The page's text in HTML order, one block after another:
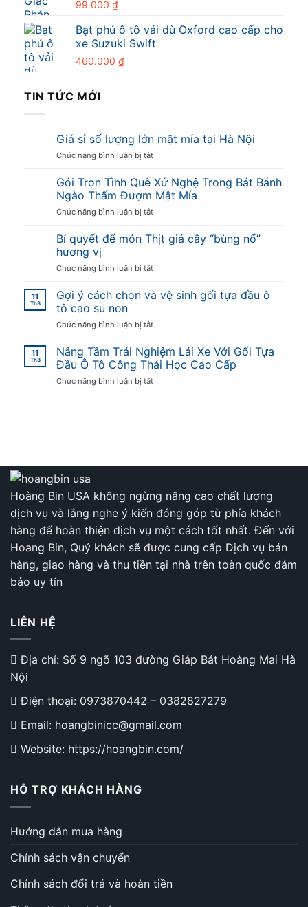
99.000 ₫
Bạt phủ ô tô vải dù Oxford cao cấp cho
xe Suzuki Swift
460.000 ₫
TIN TỨC MỚI
Giá sỉ số lượng lớn mật mía tại Hà Nội
Chức năng bình luận bị tắtở
sỉ
số
lượng
lớn
mía
tại
Nội
Gói Trọn Tình Quê Xứ Nghệ Trong Bát Bánh
Ngào Thấm Đượm Mật Mía
Chức năng bình luận bị tắtở
Trọn
Tình
Xứ
Trong
Ngào
Đượm
Mật
Bí quyết để món Thịt giả cầy “bùng nổ”
hương vị
Chức năng bình luận bị tắtở
quyết
để
Thịt
cầy
“bùng
nổ”
hương
11
Th3
Gợi ý cách chọn và vệ sinh gối tựa đầu ô
tô cao su non
Chức năng bình luận bị tắtở
cách
chọn
và
tô
non
11
Th3
Nâng Tầm Trải Nghiệm Lái Xe Với Gối Tựa
Đầu Ô Tô Công Thái Học Cao Cấp
Chức năng bình luận bị tắtở
Đầu
Tô
Công
Thái
Học
Cao
Hoàng Bin USA không ngừng nâng cao chất lượng
dịch vụ và lắng nghe ý kiến đóng góp từ phía khách
hàng để hoàn thiện dịch vụ một cách tốt nhất. Đến với
Hoang Bin, Quý khách sẽ được cung cấp Dịch vụ bán
hàng, giao hàng và thu tiền tại nhà trên toàn quốc đảm
bảo uy tín
LIÊN HỆ
Địa chỉ: Số 9 ngõ 103 đường Giáp Bát Hoàng Mai Hà
Nội
Điện thoại: 0973870442 – 0382827279
Email: hoangbinicc@gmail.com
Website: https://hoangbin.com/
HỖ TRỢ KHÁCH HÀNG
Hướng dẫn mua hàng
Chính sách vận chuyển
Chính sách đổi trả và hoàn tiền